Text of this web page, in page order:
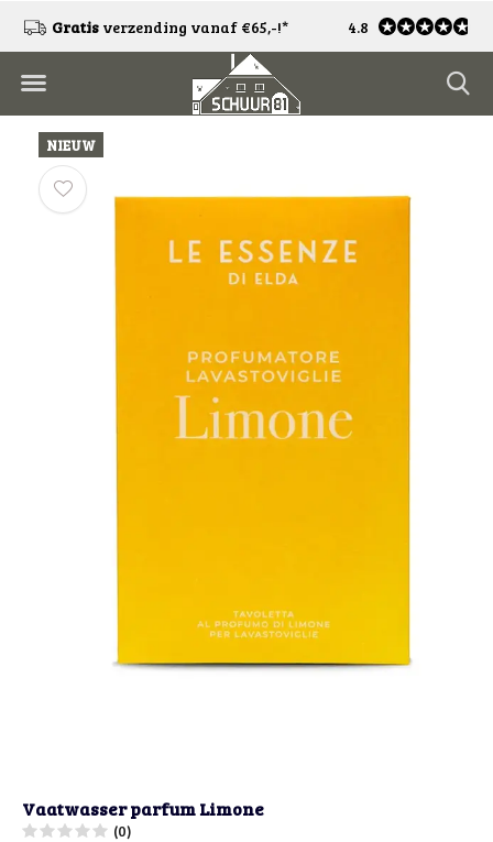
Gratis verzending vanaf €65,-!* Gratisretourneren*
4.8
NIEUW
Vaatwasser parfum Limone
(0)